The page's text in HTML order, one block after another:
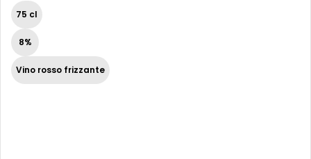
75 cl
8%
Vino rosso frizzante